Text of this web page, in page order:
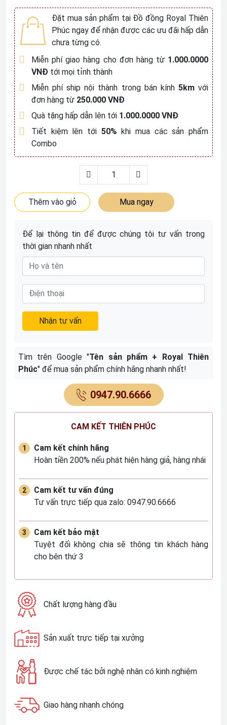
Đặt mua sản phẩm tại Đồ đồng Royal Thiên
Phúc ngay để nhận được các ưu đãi hấp dẫn
chưa từng có.
Miễn phí giao hàng cho đơn hàng từ 1.000.0000
VNĐ tới mọi tỉnh thành
Miễn phí ship nội thành trong bán kính 5kmvới
đơn hàng từ 250.000 VNĐ
Quà tặng hấp dẫn lên tới 1.000.0000 VNĐ
Tiết kiệm lên tới 50% khi mua các sản phẩm
Combo
Thêm vào giỏ Mua ngay
Để lại thông tin để được chúng tôi tư vấn trong
thời gian nhanh nhất
Nhận tư vấn
Tìm trên Google "Tên sản phẩm + Royal Thiên
Phúc" để mua sản phẩm chính hãng nhanh nhất!
0947.90.6666
CAM KẾT THIÊN PHÚC
Cam kết chính hãng
Hoàn tiền 200% nếu phát hiện hàng giả, hàng nhái
Cam kết tư vấn đúng
Tư vấn trực tiếp qua zalo: 0947.90.6666
Cam kết bảo mật
Tuyệt đối không chia sẽ thông tin khách hàng
cho bên thứ 3
Chất lượng hàng đầu
Sản xuất trực tiếp tại xưởng
Được chế tác bởi nghệ nhân có kinh nghiệm
Giao hàng nhanh chóng